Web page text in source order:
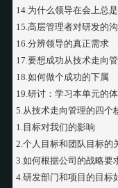
14.为什么领导在会上总
15.高层管理者对研发的
16.分辨领导的真正需求
17.要想成功从技术走向
18.如何做个成功的下属
19.研讨：学习本单元的
5.从技术走向管理的四个
1.目标对我们的影响
2.个人目标和团队目标的
3.如何根据公司的战略要
4.研发部门和项目的目标